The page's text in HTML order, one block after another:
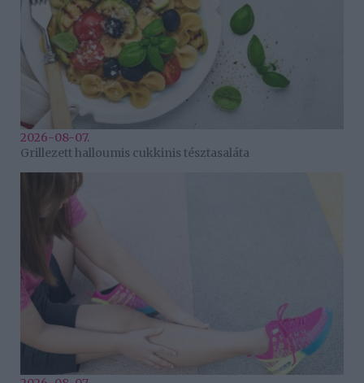
2026-08-07.
Grillezett halloumis cukkinis tésztasaláta